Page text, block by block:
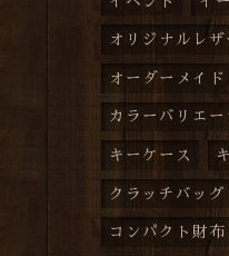
オリジナルレザ
オーダーメイド
カラーバリエー
キーケース
クラッチバッグ
コンパクト財布